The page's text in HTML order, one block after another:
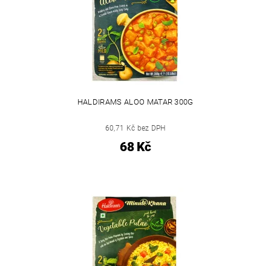
HALDIRAMS ALOO MATAR 300G
60,71 Kč bez DPH
68 Kč